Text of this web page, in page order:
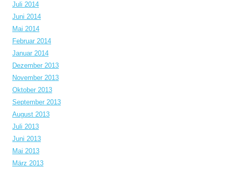
Juli 2014
Juni 2014
Mai 2014
Februar 2014
Januar 2014
Dezember 2013
November 2013
Oktober 2013
September 2013
August 2013
Juli 2013
Juni 2013
Mai 2013
März 2013